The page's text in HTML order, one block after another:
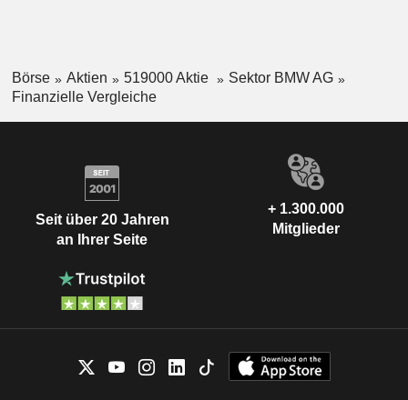
Börse Aktien 519000 Aktie
Sektor BMW AG
Finanzielle Vergleiche
Seit über 20 Jahren
an Ihrer Seite
+ 1.300.000
Mitglieder